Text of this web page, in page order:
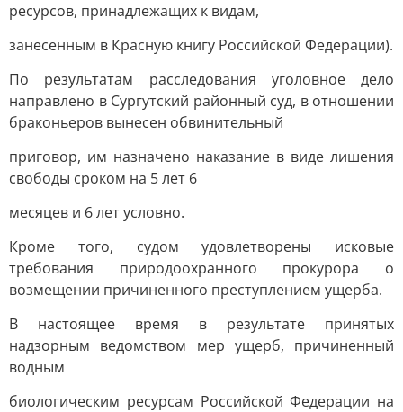
ресурсов, принадлежащих к видам,
занесенным в Красную книгу Российской Федерации).
По результатам расследования уголовное дело
направлено в Сургутский районный суд, в отношении
браконьеров вынесен обвинительный
приговор, им назначено наказание в виде лишения
свободы сроком на 5 лет 6
месяцев и 6 лет условно.
Кроме того, судом удовлетворены исковые
требования природоохранного прокурора о
возмещении причиненного преступлением ущерба.
В настоящее время в результате принятых
надзорным ведомством мер ущерб, причиненный
водным
биологическим ресурсам Российской Федерации на